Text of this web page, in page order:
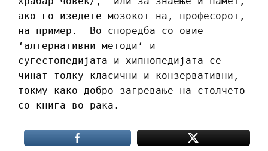
ако го изедете мозокот на, професорот,
на пример. Во споредба со овие
‘алтернативни методи‘ и
сугестопедијата и хипнопедијата се
чинат толку класични и конзервативни,
токму како добро загревање на столчето
со книга во рака.